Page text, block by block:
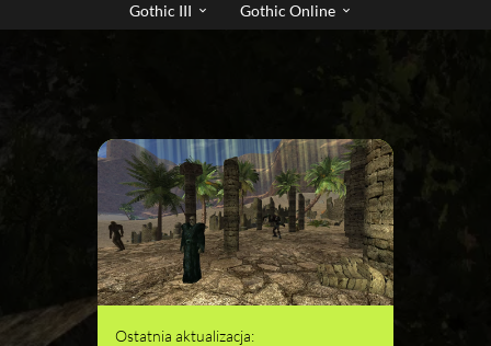
Gothic III
Gothic Online
Ostatnia aktualizacja: